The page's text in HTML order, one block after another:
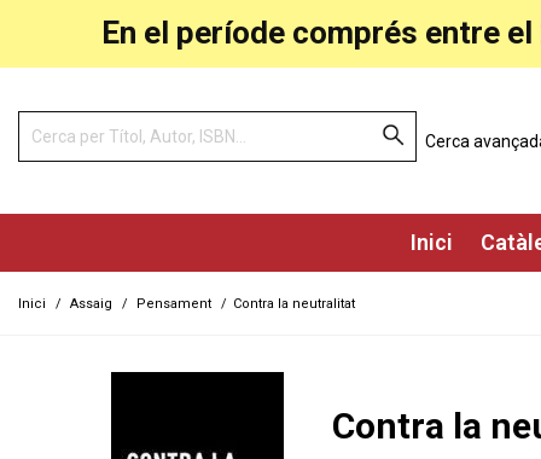
En el període comprés entre
Inici
Cerca
Inici / Assaig / Pensament / Contra la neutralitat
Contra la